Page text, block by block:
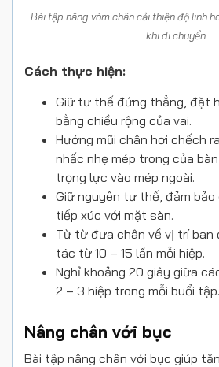
Bài tập nâng vòm chân cải thiện độ linh
khi di chuyển
Cách thực hiện:
Giữ tư thế đứng thẳng, đặt
bằng chiều rộng của vai.
Hướng mũi chân hơi chếch
nhấc nhẹ mép trong của
trọng lực vào mép ngoài.
Giữ nguyên tư thế, đảm bảo
tiếp xúc với mặt sàn.
Từ từ đưa chân về vị trí ban
tác từ 10 – 15 lần mỗi hiệp.
Nghỉ khoảng 20 giây giữa
2 – 3 hiệp trong mỗi buổi tập.
Nâng chân với bục
Bài tập nâng chân với bục giúp